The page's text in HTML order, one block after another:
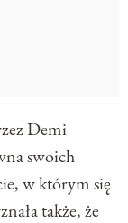
Demi
swoich
w którym się
także, że